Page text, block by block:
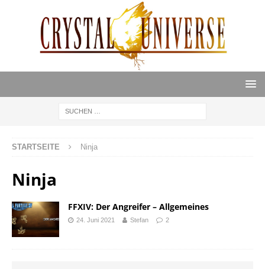
STARTSEITE Ninja
Ninja
FFXIV: Der Angreifer – Allgemeines
24. Juni 2021 Stefan 2